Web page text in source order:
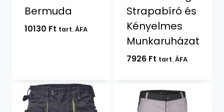
Bermuda
10130 Ft tart. ÁFA
Strapabíró és
Kényelmes
Munkaruházat
7926 Ft tart. ÁFA